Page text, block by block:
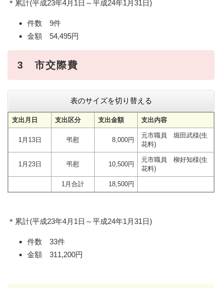
＊累計(平成23年4月1日～平成24年1月31日)
件数 9件
金額 54,495円
3 市交際費
表のサイズを切り替える
支出月日 支出区分 支出金額 支出内容
1月13日 弔慰 8,000円
元市職員 堀田武様(生
花料)
1月23日 弔慰 10,500円
元市職員 柳好知様(生
花料)
1月合計 18,500円
＊累計(平成23年4月1日～平成24年1月31日)
件数 33件
金額 311,200円